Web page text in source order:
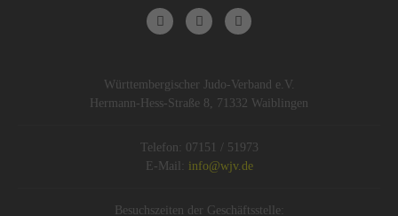
Württembergischer Judo-Verband e.V.
Hermann-Hess-Straße 8, 71332 Waiblingen
Telefon: 07151 / 51973
E-Mail: info@wjv.de
Besuchszeiten der Geschäftsstelle: